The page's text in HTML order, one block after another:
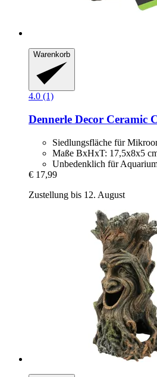
Warenkorb
4.0 (1)
Dennerle Decor Ceramic
Siedlungsfläche für
Maße BxHxT: 17,5x8x5
Unbedenklich für
€ 17,99
Zustellung bis 12. August